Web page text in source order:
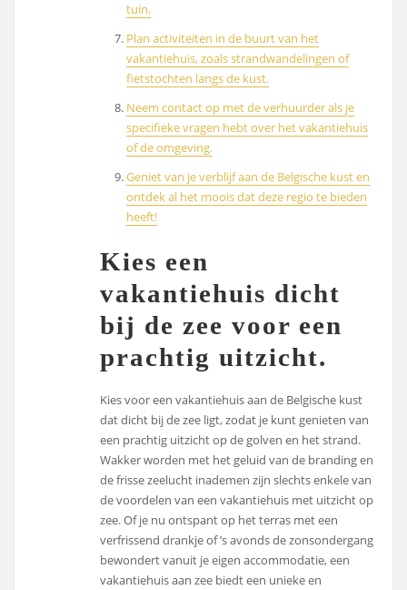
tuin.
Plan activiteiten in de buurt van het
vakantiehuis, zoals strandwandelingen of
fietstochten langs de kust.
Neem contact op met de verhuurder als je
specifieke vragen hebt over het vakantiehuis
of de omgeving.
Geniet van je verblijf aan de Belgische kust en
ontdek al het moois dat deze regio te bieden
heeft!
Kies een
vakantiehuis dicht
bij de zee voor een
prachtig uitzicht.
Kies voor een vakantiehuis aan de Belgische kust
dat dicht bij de zee ligt, zodat je kunt genieten van
een prachtig uitzicht op de golven en het strand.
Wakker worden met het geluid van de branding en
de frisse zeelucht inademen zijn slechts enkele van
de voordelen van een vakantiehuis met uitzicht op
zee. Of je nu ontspant op het terras met een
verfrissend drankje of ’s avonds de zonsondergang
bewondert vanuit je eigen accommodatie, een
vakantiehuis aan zee biedt een unieke en